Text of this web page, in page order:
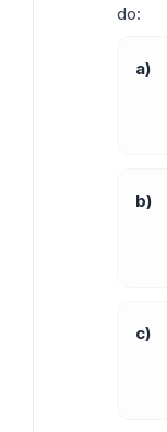
do:
a)
b)
c)